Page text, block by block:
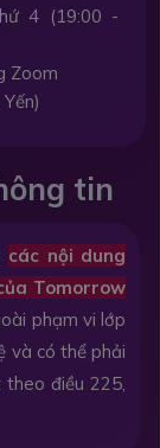
4 (19:00 -
Zoom
các nội dung
Tomorrow
phạm vi lớp
và có thể phải
điều 225,
tin